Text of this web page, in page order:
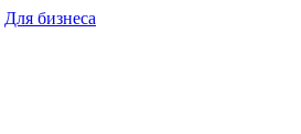
Для бизнеса